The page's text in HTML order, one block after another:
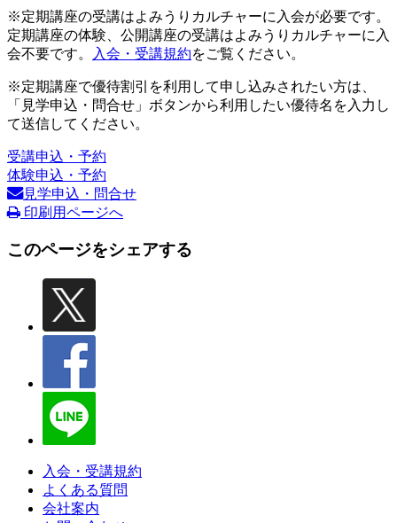
※定期講座の受講はよみうりカルチャーに入会が必要です。
定期講座の体験、公開講座の受講はよみうりカルチャーに入
会不要です。
入会・受講規約をご覧ください。
※定期講座で優待割引を利用して申し込みされたい方は、
「見学申込・問合せ」ボタンから利用したい優待名を入力し
て送信してください。
受講申込・予約
体験申込・予約
見学申込・問合せ
印刷用ページへ
このページをシェアする
入会・受講規約
よくある質問
会社案内